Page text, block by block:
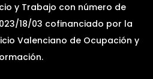
y Trabajo con número de
18/03 cofinanciado por la
Valenciano de Ocupación y